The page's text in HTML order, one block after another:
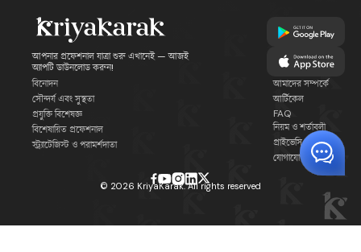
আপনার প্রফেশনাল যাত্রা শুরু এখানেই — আজই
অ্যাপটি ডাউনলোড করুন!
বিনোদন
সৌন্দর্য এবং সুস্থতা
প্রযুক্তি বিশেষজ্ঞ
বিশেষায়িত প্রফেশনাল
স্ট্র্যাটেজিস্ট ও পরামর্শদাতা
আমাদের সম্পর্কে
আর্টিকেল
FAQ
নিয়ম ও শর্তাবলী
প্রাইভেসি পলিসি
যোগাযোগ
© 2026 KriyaKarak. All rights reserved